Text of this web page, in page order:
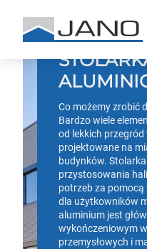
Co możemy zrobić
Bardzo wiele
od lekkich
projektowane na
budynków.
przystosowania
potrzeb za pomocą
dla użytkowników
aluminium jest
wykończeniowym
przemysłowych i